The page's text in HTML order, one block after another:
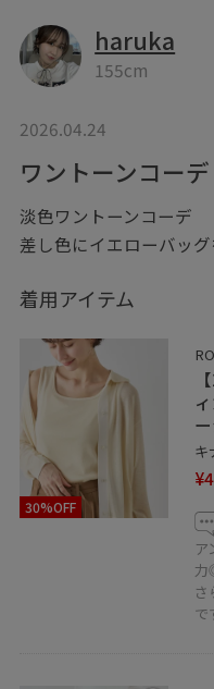
haruka
155cm
2026.04.24
ワントーンコーデ
淡色ワントーンコーデ
差し色にイエローバッ
着用アイテム
30%OFF
キ
ア
さ
で